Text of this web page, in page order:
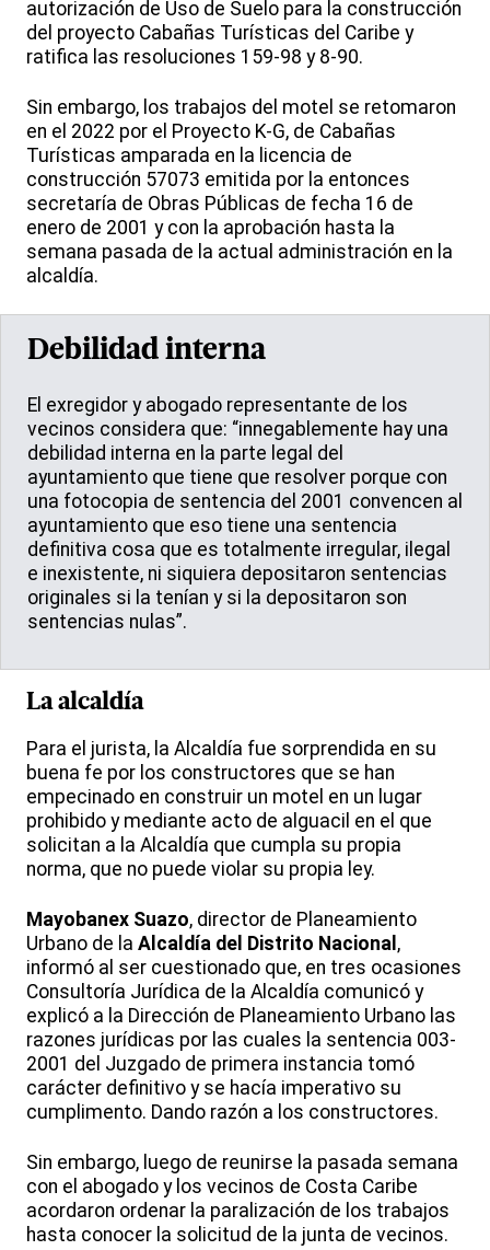
autorización de Uso de Suelo para la construcción
del proyecto Cabañas Turísticas del Caribe y
ratifica las resoluciones 159-98 y 8-90.
Sin embargo, los trabajos del motel se retomaron
en el 2022 por el Proyecto K-G, de Cabañas
Turísticas amparada en la licencia de
construcción 57073 emitida por la entonces
secretaría de Obras Públicas de fecha 16 de
enero de 2001 y con la aprobación hasta la
semana pasada de la actual administración en la
alcaldía.
Debilidad interna
El exregidor y abogado representante de los
vecinos considera que: “innegablemente hay una
debilidad interna en la parte legal del
ayuntamiento que tiene que resolver porque con
una fotocopia de sentencia del 2001 convencen al
ayuntamiento que eso tiene una sentencia
definitiva cosa que es totalmente irregular, ilegal
e inexistente, ni siquiera depositaron sentencias
originales si la tenían y si la depositaron son
sentencias nulas”.
La alcaldía
Para el jurista, la Alcaldía fue sorprendida en su
buena fe por los constructores que se han
empecinado en construir un motel en un lugar
prohibido y mediante acto de alguacil en el que
solicitan a la Alcaldía que cumpla su propia
norma, que no puede violar su propia ley.
Mayobanex Suazo, director de Planeamiento
Urbano de la Alcaldía del Distrito Nacional ,
informó al ser cuestionado que, en tres ocasiones
Consultoría Jurídica de la Alcaldía comunicó y
explicó a la Dirección de Planeamiento Urbano las
razones jurídicas por las cuales la sentencia 003-
2001 del Juzgado de primera instancia tomó
carácter definitivo y se hacía imperativo su
cumplimento. Dando razón a los constructores.
Sin embargo, luego de reunirse la pasada semana
con el abogado y los vecinos de Costa Caribe
acordaron ordenar la paralización de los trabajos
hasta conocer la solicitud de la junta de vecinos.